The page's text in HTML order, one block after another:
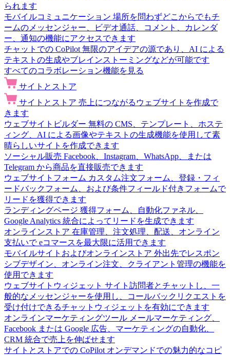
られます
モバイルコミュニケーション 場所を問わずどこからでもチ
ームのメッセンジャー、ビデオ通話、コメント、カレンダ
ー、通知の機能にアクセスできます
チャットでの CoPilot 無限のアイデアの源であり、AI による
テキストの生成やブレインストーミングなどが可能です
すべてのコラボレーション機能を見る
サイトとストア
サイトとストア 売上につながるウェブサイトを作成で
きます
ウェブサイトビルダー 無料の CMS、テンプレート、ホステ
ィング、AI による画像やテキストの生成機能を使用して素
晴らしいサイトを作成できます
ソーシャル販売 Facebook、Instagram、WhatsApp、または
Telegram から商品を直接販売できます
ウェブサイトフォーム カスタム注文フォーム、登録・フィ
ードバックフォーム、および条件フィールド付きフォームで
リードを獲得できます
ランディングページ 獲得フォーム、自動化ファネル、
Google Analytics 統合によってリードを生成できます
オンラインストア 在庫管理、注文処理、配送、オンライン
支払いで eコマースを最大限に活用できます
モバイルサイトおよびオンラインストア 外出先でレスポン
シブデザイン、オンライン注文、クライアント管理の機能を
使用できます
ウェブサイトウィジェット サイト訪問者とチャットし、一
般的なメッセンジャーを使用し、コールバックリクエストを
受け付けできるチャットウィジェットを有効にできます
オンラインマーケティングツール メールマーケティング、
Facebook または Google 広告、マーケティングの自動化、
CRM 統合で売上を伸ばせます
サイトとストアでの CoPilot オンデマンドでの魅力的なコピ